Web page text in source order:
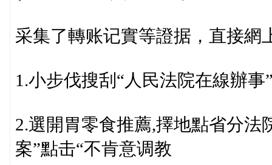
采集了轉账记實等證据，直接網
1.小步伐搜刮“人民法院在線辦事
2.選開胃零食推薦,擇地點省分
案”點击“不肯意调教